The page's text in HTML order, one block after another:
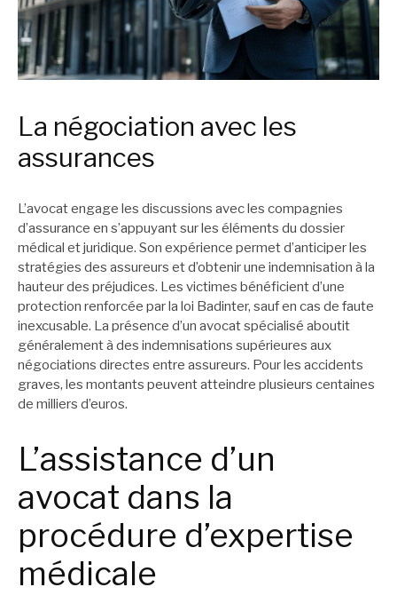
La négociation avec les
assurances
L’avocat engage les discussions avec les compagnies
d’assurance en s’appuyant sur les éléments du dossier
médical et juridique. Son expérience permet d’anticiper les
stratégies des assureurs et d’obtenir une indemnisation à la
hauteur des préjudices. Les victimes bénéficient d’une
protection renforcée par la loi Badinter, sauf en cas de faute
inexcusable. La présence d’un avocat spécialisé aboutit
généralement à des indemnisations supérieures aux
négociations directes entre assureurs. Pour les accidents
graves, les montants peuvent atteindre plusieurs centaines
de milliers d’euros.
L’assistance d’un
avocat dans la
procédure d’expertise
médicale